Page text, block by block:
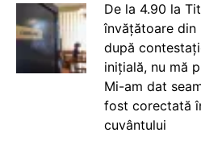
De la 4.90 la
învățătoare din
după
inițială, nu mă
Mi-am dat
fost corectată
cuvântului